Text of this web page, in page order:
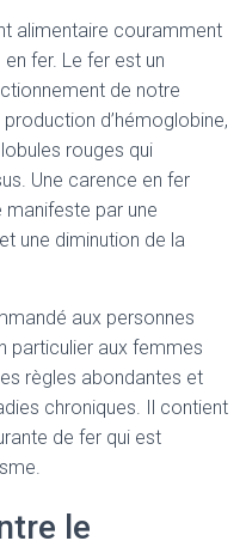
alimentaire couramment
fer. Le fer est un
de notre
d’hémoglobine,
rouges qui
Une carence en fer
manifeste par une
une diminution de la
aux personnes
particulier aux femmes
règles abondantes et
chroniques. Il contient
de fer qui est
le